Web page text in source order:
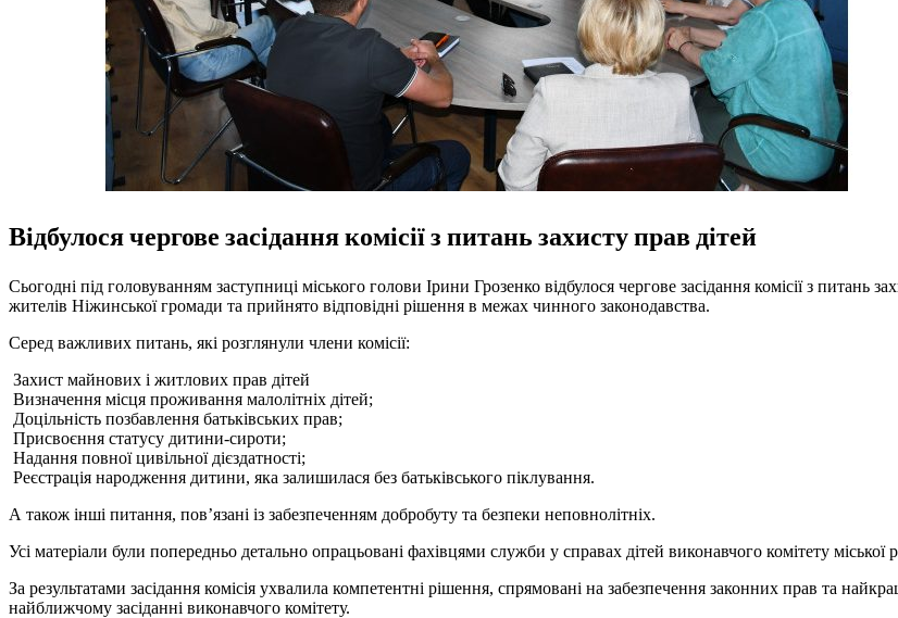
Відбулося чергове засідання комісії з питань захисту прав дітей
Сьогодні під головуванням заступниці міського голови Ірини Грозенко відбулося чергове засідання комісії з питань
жителів Ніжинської громади та прийнято відповідні рішення в межах чинного законодавства.
Серед важливих питань, які розглянули члени комісії:
Захист майнових і житлових прав дітей
Визначення місця проживання малолітніх дітей;
Доцільність позбавлення батьківських прав;
Присвоєння статусу дитини-сироти;
Надання повної цивільної дієздатності;
Реєстрація народження дитини, яка залишилася без батьківського піклування.
А також інші питання, пов’язані із забезпеченням добробуту та безпеки неповнолітніх.
Усі матеріали були попередньо детально опрацьовані фахівцями служби у справах дітей виконавчого комітету міської
За результатами засідання комісія ухвалила компетентні рішення, спрямовані на забезпечення законних прав та
найближчому засіданні виконавчого комітету.